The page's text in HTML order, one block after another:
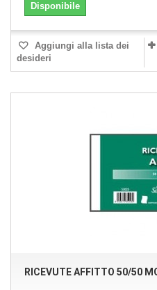
Disponibile
Aggiungi alla lista dei
desideri
RICEVUTE AFFITTO 50/50